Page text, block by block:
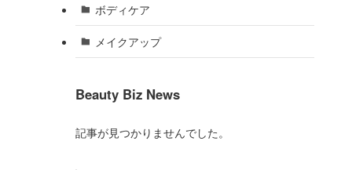
ボディケア
メイクアップ
Beauty Biz News
記事が見つかりませんでした。